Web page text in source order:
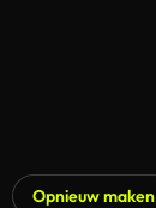
Opnieuw maken